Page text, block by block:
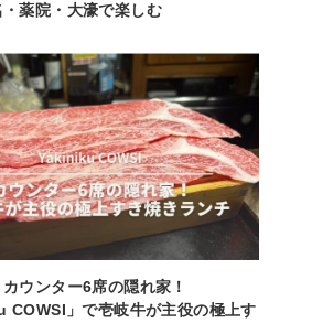
薬院・大濠で楽しむ
カウンター6席の隠れ家！
COWSI」で壱岐牛が主役の極上す